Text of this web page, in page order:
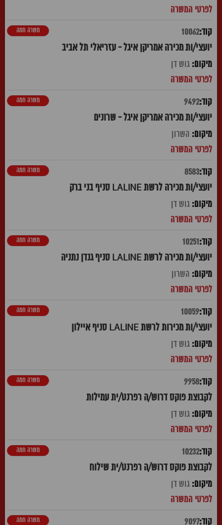
10062
יועצי/ות מכירה אמריקן איגל - עזריאלי תל אביב
משרה חמה
גוש דן
9492
יועצי/ות מכירה אמריקן איגל - שרונים
משרה חמה
השרון
8583
יועצי/ות מכירה לרשת LALINE סניף בני ברק
משרה חמה
גוש דן
10251
יועצי/ות מכירה לרשת LALINE סניף גנדן נתניה
משרה חמה
השרון
10059
יועצי/ות מכירות לרשת LALINE סניף איילון
משרה חמה
גוש דן
9958
לקבוצת פוקס דרוש/ה רפרנט/ית עמילות
משרה חמה
גוש דן
10232
לקבוצת פוקס דרוש/ה רפרנט/ית שילוח
משרה חמה
גוש דן
9097 משרה חמה